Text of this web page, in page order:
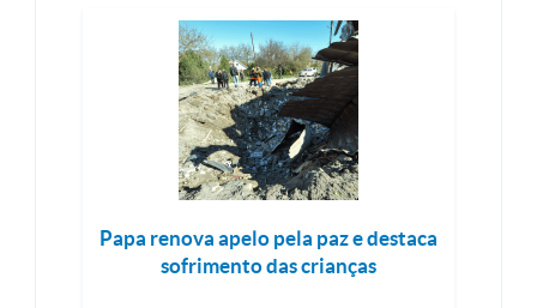
Papa renova apelo pela paz e destaca
sofrimento das crianças